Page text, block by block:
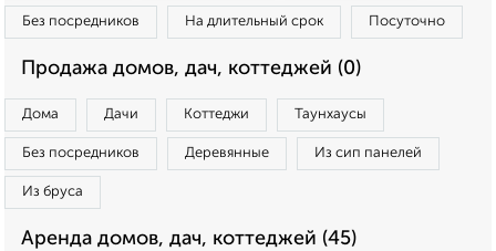
Без посредников На длительный срок Посуточно
Продажа домов, дач, коттеджей (0)
Дома Дачи Коттеджи Таунхаусы
Без посредников Деревянные Из сип панелей
Из бруса
Аренда домов, дач, коттеджей (45)